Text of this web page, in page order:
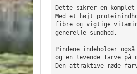
Dette sikrer en
Med et højt
fibre og vigtige
generelle sundhed.
Pindene indeholder
og en levende farve
Den attraktive røde